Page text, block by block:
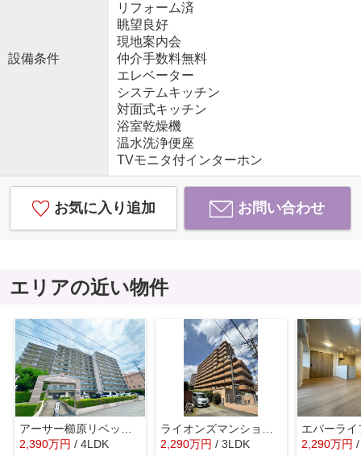
設備条件
リフォーム済
眺望良好
現地案内会
仲介手数料無料
エレベーター
システムキッチン
対面式キッチン
浴室乾燥機
温水洗浄便座
TVモニタ付インターホン
お気に入り追加 お問い合わせ
エリアの近い物件
2,390万円 / 4LDK
2,290万円 / 3LDK 2,290万円